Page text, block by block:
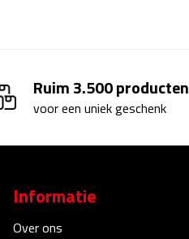
Ruim 3.500 producten
voor een uniek geschenk
Informatie
Over ons